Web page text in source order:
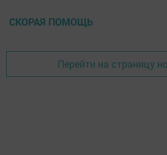
СКОРАЯ ПОМОЩЬ
Перейти на страницу